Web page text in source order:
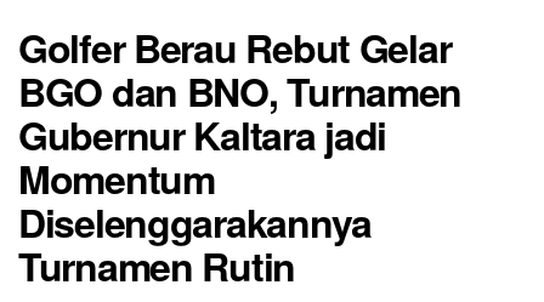
Golfer Berau Rebut Gelar
BGO dan BNO, Turnamen
Gubernur Kaltara jadi
Momentum
Diselenggarakannya
Turnamen Rutin